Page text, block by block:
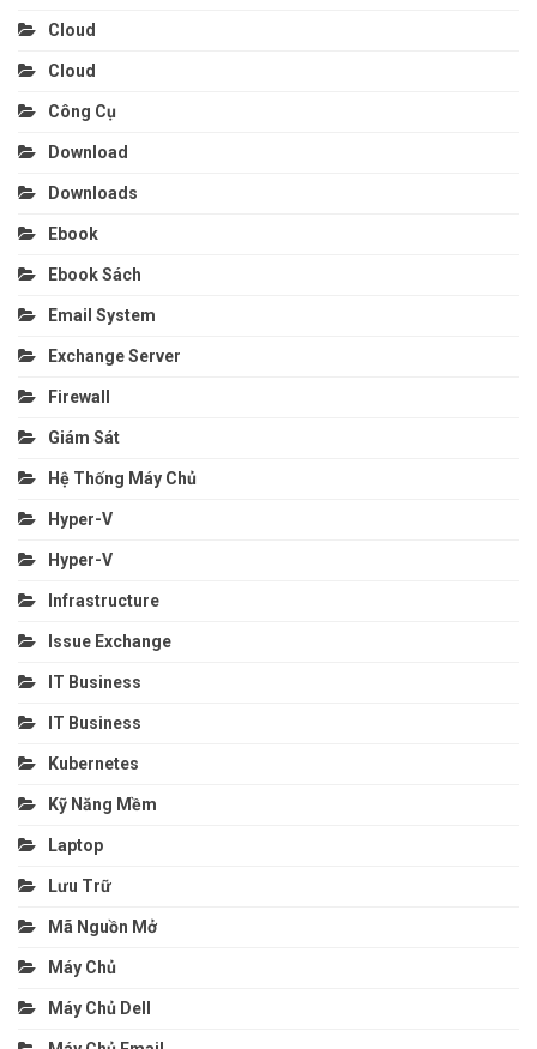
Cloud
Cloud
Công Cụ
Download
Downloads
Ebook
Ebook Sách
Email System
Exchange Server
Firewall
Giám Sát
Hệ Thống Máy Chủ
Hyper-V
Hyper-V
Infrastructure
Issue Exchange
IT Business
IT Business
Kubernetes
Kỹ Năng Mềm
Laptop
Lưu Trữ
Mã Nguồn Mở
Máy Chủ
Máy Chủ Dell